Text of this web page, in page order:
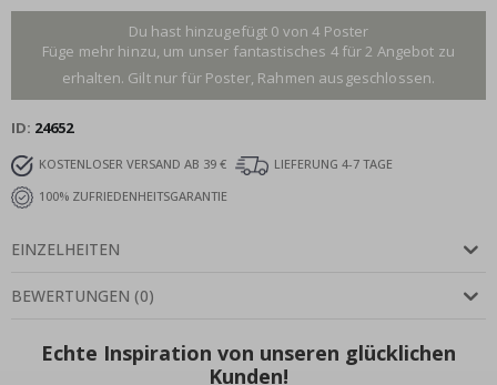
Du hast hinzugefügt 0 von 4 Poster
Füge mehr hinzu, um unser fantastisches 4 für 2 Angebot zu
erhalten. Gilt nur für Poster, Rahmen ausgeschlossen.
ID 24652
KOSTENLOSER VERSAND AB 39 €
LIEFERUNG 4-7 TAGE
100% ZUFRIEDENHEITSGARANTIE
EINZELHEITEN
BEWERTUNGEN (0)
Echte Inspiration von unseren glücklichen
Kunden!